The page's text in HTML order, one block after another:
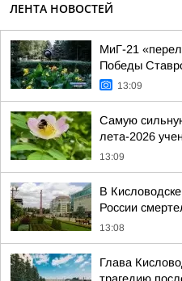
ЛЕНТА НОВОСТЕЙ
МиГ-21
Победы
13:09
Самую
лета-2026
13:09
В
России
13:08
Глава